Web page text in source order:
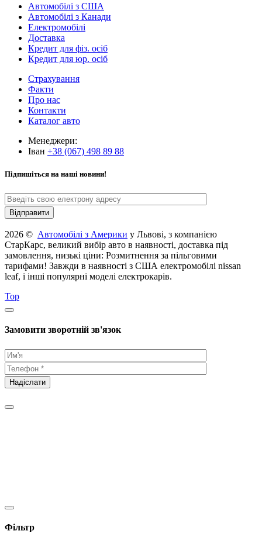
Автомобілі з США
Автомобілі з Канади
Електромобілі
Доставка
Кредит для фіз. осіб
Кредит для юр. осіб
Страхування
Факти
Про нас
Контакти
Каталог авто
Менеджери:
Іван +38 (067) 498 89 88
Підпишіться на наші новини!
2026 © Автомобілі з Америки у Львові, з компанією
СтарКарс, великий вибір авто в наявності, доставка під
замовлення, низькі ціни: Розмитнення за пільговими
тарифами! Завжди в наявності з США електромобілі nissan
leaf, і інші популярні моделі електрокарів.
Top
Замовити зворотній зв'язок
Фільтр